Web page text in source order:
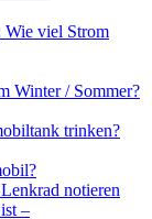
Wie viel Strom
Winter / Sommer?
trinken?
notieren
–